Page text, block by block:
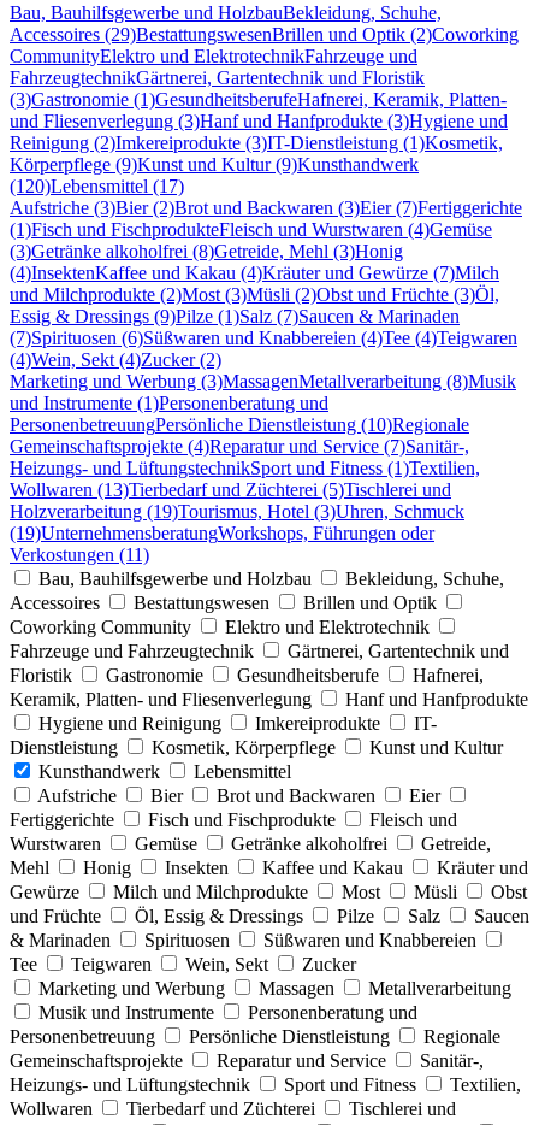
Bau, Bauhilfsgewerbe und HolzbauBekleidung, Schuhe,
Accessoires (29)BestattungswesenBrillen und Optik (2)Coworking
CommunityElektro und ElektrotechnikFahrzeuge und
FahrzeugtechnikGärtnerei, Gartentechnik und Floristik
(3)Gastronomie (1)GesundheitsberufeHafnerei, Keramik, Platten-
und Fliesenverlegung (3)Hanf und Hanfprodukte (3)Hygiene und
Reinigung (2)Imkereiprodukte (3)IT-Dienstleistung (1)Kosmetik,
Körperpflege (9)Kunst und Kultur (9)Kunsthandwerk
(120)Lebensmittel (17)
Aufstriche (3)Bier (2)Brot und Backwaren (3)Eier (7)Fertiggerichte
(1)Fisch und FischprodukteFleisch und Wurstwaren (4)Gemüse
(3)Getränke alkoholfrei (8)Getreide, Mehl (3)Honig
(4)InsektenKaffee und Kakau (4)Kräuter und Gewürze (7)Milch
und Milchprodukte (2)Most (3)Müsli (2)Obst und Früchte (3)Öl,
Essig & Dressings (9)Pilze (1)Salz (7)Saucen & Marinaden
(7)Spirituosen (6)Süßwaren und Knabbereien (4)Tee (4)Teigwaren
(4)Wein, Sekt (4)Zucker (2)
Marketing und Werbung (3)MassagenMetallverarbeitung (8)Musik
und Instrumente (1)Personenberatung und
PersonenbetreuungPersönliche Dienstleistung (10)Regionale
Gemeinschaftsprojekte (4)Reparatur und Service (7)Sanitär-,
Heizungs- und LüftungstechnikSport und Fitness (1)Textilien,
Wollwaren (13)Tierbedarf und Züchterei (5)Tischlerei und
Holzverarbeitung (19)Tourismus, Hotel (3)Uhren, Schmuck
(19)UnternehmensberatungWorkshops, Führungen oder
Verkostungen (11)
Bau, Bauhilfsgewerbe und Holzbau
Bekleidung, Schuhe,
Accessoires
Bestattungswesen
Brillen und Optik
Coworking Community
Elektro und Elektrotechnik
Fahrzeuge und Fahrzeugtechnik
Gärtnerei, Gartentechnik und
Floristik
Gastronomie Gesundheitsberufe
Hafnerei,
Keramik, Platten- und Fliesenverlegung
Hanf und Hanfprodukte
Hygiene und Reinigung
Imkereiprodukte
IT-
Dienstleistung
Kosmetik, Körperpflege
Kunst und Kultur
Kunsthandwerk
Lebensmittel
Aufstriche
Bier Brot und Backwaren
Eier
Fertiggerichte
Fisch und Fischprodukte
Fleisch und
Wurstwaren
Gemüse Getränke alkoholfrei
Getreide,
Mehl
Honig Insekten Kaffee und Kakau
Kräuter und
Gewürze
Milch und Milchprodukte Most Müsli
Obst
und Früchte
Öl, Essig & Dressings Pilze Salz
Saucen
& Marinaden
Spirituosen
Süßwaren und Knabbereien
Tee
Teigwaren Wein, Sekt
Zucker
Marketing und Werbung
Massagen
Metallverarbeitung
Musik und Instrumente
Personenberatung und
Personenbetreuung
Persönliche Dienstleistung
Regionale
Gemeinschaftsprojekte
Reparatur und Service
Sanitär-,
Heizungs- und Lüftungstechnik
Sport und Fitness
Textilien,
Wollwaren
Tierbedarf und Züchterei
Tischlerei und